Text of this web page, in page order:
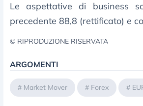
Le aspettative di business
precedente 88,8 (rettificato) e
© RIPRODUZIONE RISERVATA
ARGOMENTI
# Market Mover # Forex #